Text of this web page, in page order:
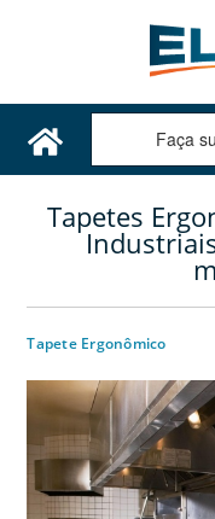
Tapetes
Tapete Ergonômico